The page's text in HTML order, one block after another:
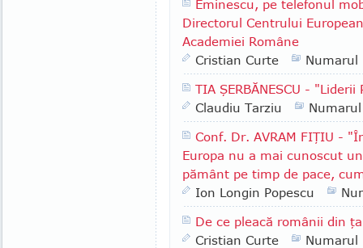
Eminescu, pe telefonul
Directorul Centrului
Academiei Române
Cristian Curte
Numarul
TIA ŞERBĂNESCU -
Claudiu Tarziu
Conf. Dr. AVRAM FIŢIU -
Europa nu a mai cunoscut
pământ pe timp de pace,
Ion Longin Popescu
De ce pleacă românii din
Cristian Curte
Numarul